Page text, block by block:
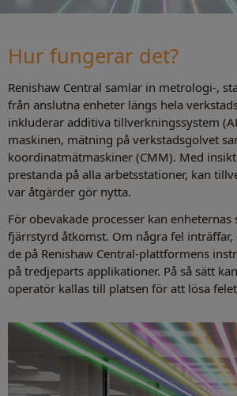
Hur fungerar det?
Renishaw Central samlar in metrologi-,
från anslutna enheter längs hela
inkluderar additiva tillverkningssystem
maskinen, mätning på verkstadsgolvet
koordinatmätmaskiner (CMM). Med
prestanda på alla arbetsstationer, kan
var åtgärder gör nytta.
För obevakade processer kan
fjärrstyrd åtkomst. Om några fel inträffar,
de på Renishaw Central-plattformens
på tredjeparts applikationer. På så sätt
operatör kallas till platsen för att lösa